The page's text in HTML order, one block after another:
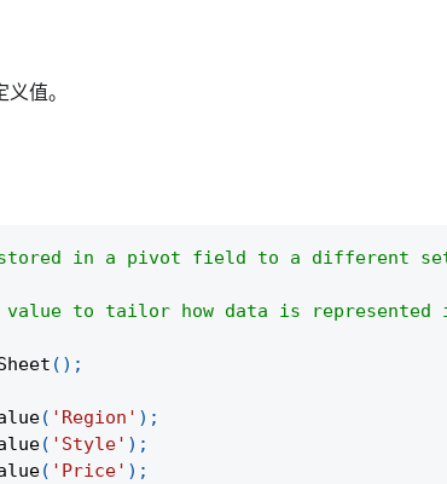
值。
in a pivot field to a different
to tailor how data is represented
( ) ;
( 'Region' ) ;
( 'Style' ) ;
( 'Price' ) ;